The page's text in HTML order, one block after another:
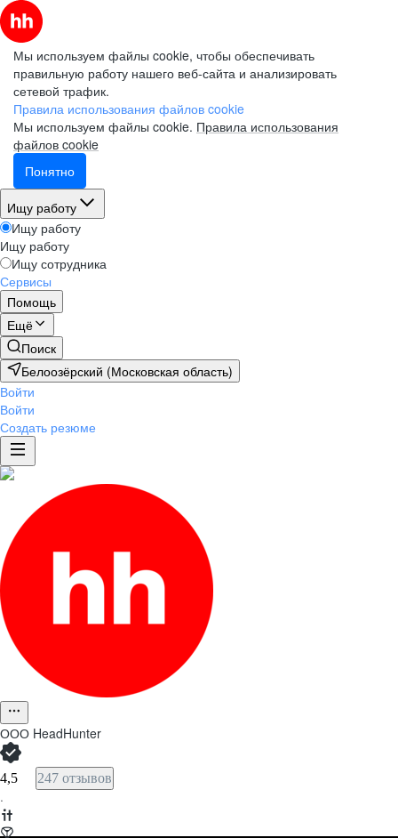
Мы используем файлы cookie, чтобы обеспечивать
правильную работу нашего веб-сайта и анализировать
сетевой трафик.
Правила использования файлов cookie
Мы используем файлы cookie. Правила использования
файлов cookie
Понятно
Ищу работу
Ищу работу
Ищу работу
Ищу сотрудника
Сервисы
Помощь
Ещё
Поиск
Белоозёрский (Московская область)
Войти
Войти
Создать резюме
ООО HeadHunter
4,5 247 отзывов
·